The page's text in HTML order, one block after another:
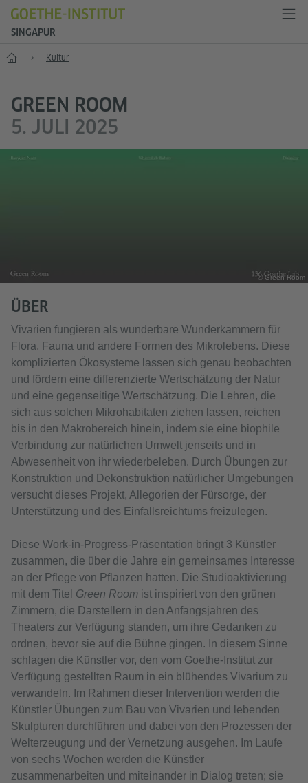
SINGAPUR
Start Kultur
GREEN ROOM
5. JULI 2025
© Green Room
ÜBER
Vivarien fungieren als wunderbare Wunderkammern für
Flora, Fauna und andere Formen des Mikrolebens. Diese
komplizierten Ökosysteme lassen sich genau beobachten
und fördern eine differenzierte Wertschätzung der Natur
und eine gegenseitige Wertschätzung. Die Lehren, die
sich aus solchen Mikrohabitaten ziehen lassen, reichen
bis in den Makrobereich hinein, indem sie eine biophile
Verbindung zur natürlichen Umwelt jenseits und in
Abwesenheit von ihr wiederbeleben. Durch Übungen zur
Konstruktion und Dekonstruktion natürlicher Umgebungen
versucht dieses Projekt, Allegorien der Fürsorge, der
Unterstützung und des Einfallsreichtums freizulegen.
Diese Work-in-Progress-Präsentation bringt 3 Künstler
zusammen, die über die Jahre ein gemeinsames Interesse
an der Pflege von Pflanzen hatten. Die Studioaktivierung
mit dem Titel Green Room ist inspiriert von den grünen
Zimmern, die Darstellern in den Anfangsjahren des
Theaters zur Verfügung standen, um ihre Gedanken zu
ordnen, bevor sie auf die Bühne gingen. In diesem Sinne
schlagen die Künstler vor, den vom Goethe-Institut zur
Verfügung gestellten Raum in ein blühendes Vivarium zu
verwandeln. Im Rahmen dieser Intervention werden die
Künstler Übungen zum Bau von Vivarien und lebenden
Skulpturen durchführen und dabei von den Prozessen der
Welterzeugung und der Vernetzung ausgehen. Im Laufe
von sechs Wochen werden die Künstler
zusammenarbeiten und miteinander in Dialog treten; sie